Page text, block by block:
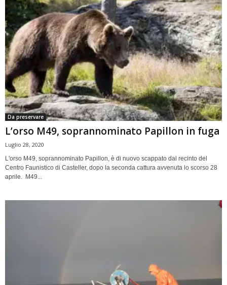
Da preservare
L’orso M49, soprannominato Papillon in fuga
Luglio 28, 2020
L'orso M49, soprannominato Papillon, è di nuovo scappato dal recinto del
Centro Faunistico di Casteller, dopo la seconda cattura avvenuta lo scorso 28
aprile. M49...